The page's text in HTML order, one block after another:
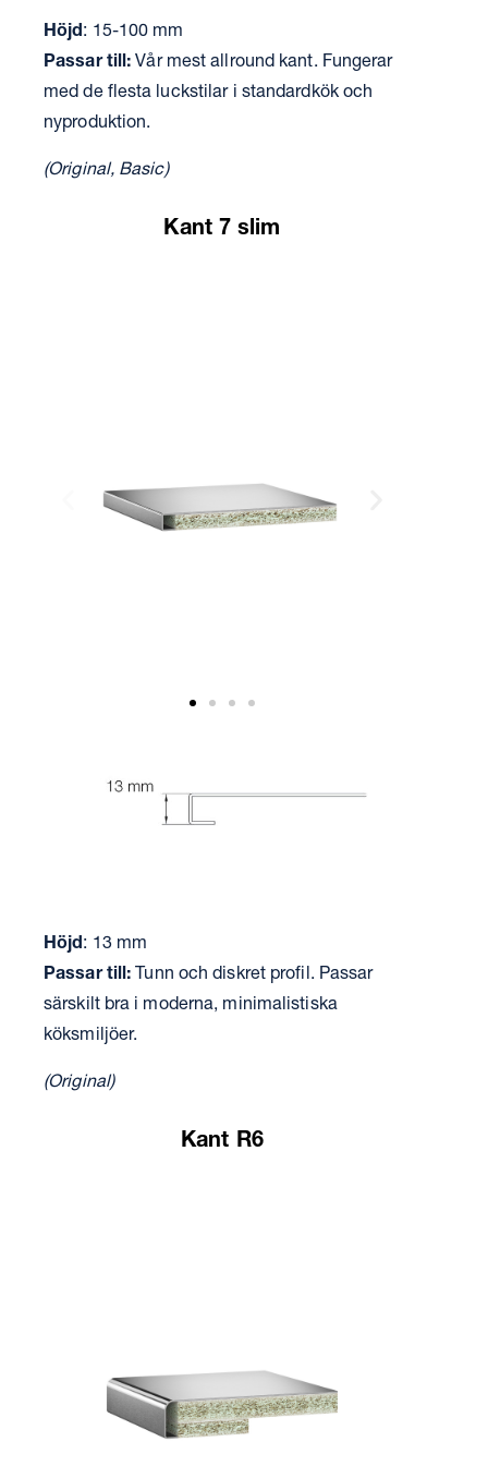
Höjd: 15-100 mm
Passar till: Vår mest allround kant. Fungerar
med de flesta luckstilar i standardkök och
nyproduktion.
(Original, Basic)
Kant 7 slim
Höjd: 13 mm
Passar till: Tunn och diskret profil. Passar
särskilt bra i moderna, minimalistiska
köksmiljöer.
(Original)
Kant R6